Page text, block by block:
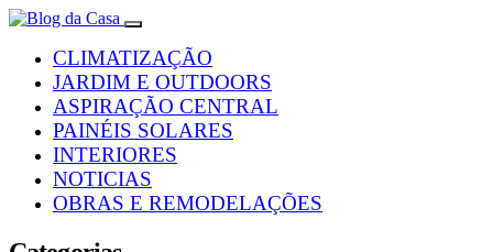
CLIMATIZAÇÃO
JARDIM E OUTDOORS
ASPIRAÇÃO CENTRAL
PAINÉIS SOLARES
INTERIORES
NOTICIAS
OBRAS E REMODELAÇÕES